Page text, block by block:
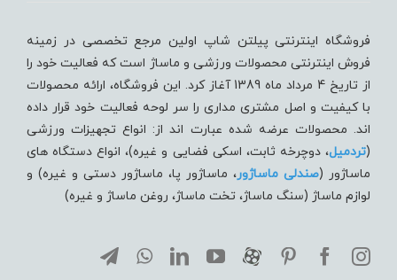
فروشگاه اینترنتی پیلتن شاپ اولین مرجع تخصصی در زمینه
فروش اینترنتی محصولات ورزشی و ماساژ است که فعالیت خود را
از تاریخ 4 مرداد ماه 1389 آغاز کرد. این فروشگاه، ارائه محصولات
با کیفیت و اصل مشتری مداری را سر لوحه فعالیت خود قرار داده
اند. محصولات عرضه شده عبارت اند از: انواع تجهیزات ورزشی
(تردميل، دوچرخه ثابت، اسکی فضایی و غیره)، انواع دستگاه های
ماساژور (صندلی ماساژور، ماساژور پا، ماساژور دستی و غیره) و
لوازم ماساژ (سنگ ماساژ، تخت ماساژ، روغن ماساژ و غیره)